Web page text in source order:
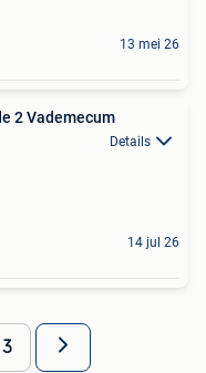
13 mei 26
2 Vademecum
Details
14 jul 26
3